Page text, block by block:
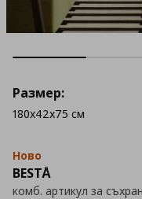
Ново
BESTÅ
комб. артикул за
Размер:
180x42x75 см